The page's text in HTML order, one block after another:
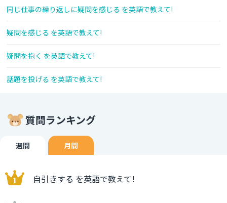
同じ仕事の繰り返しに疑問を感じる を英語で教えて!
疑問を感じる を英語で教えて!
疑問を抱く を英語で教えて!
話題を投げる を英語で教えて!
質問ランキング
週間 月間
自引きする を英語で教えて!